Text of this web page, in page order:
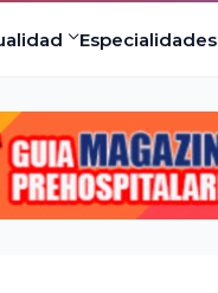
Especialidades